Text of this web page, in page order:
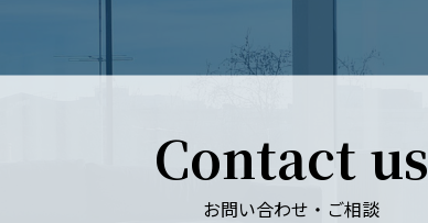
Contact us
お問い合わせ・ご相談